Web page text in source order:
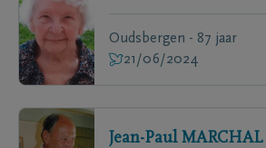
Oudsbergen - 87 jaar
21/06/2024
Jean-Paul MARCHAL